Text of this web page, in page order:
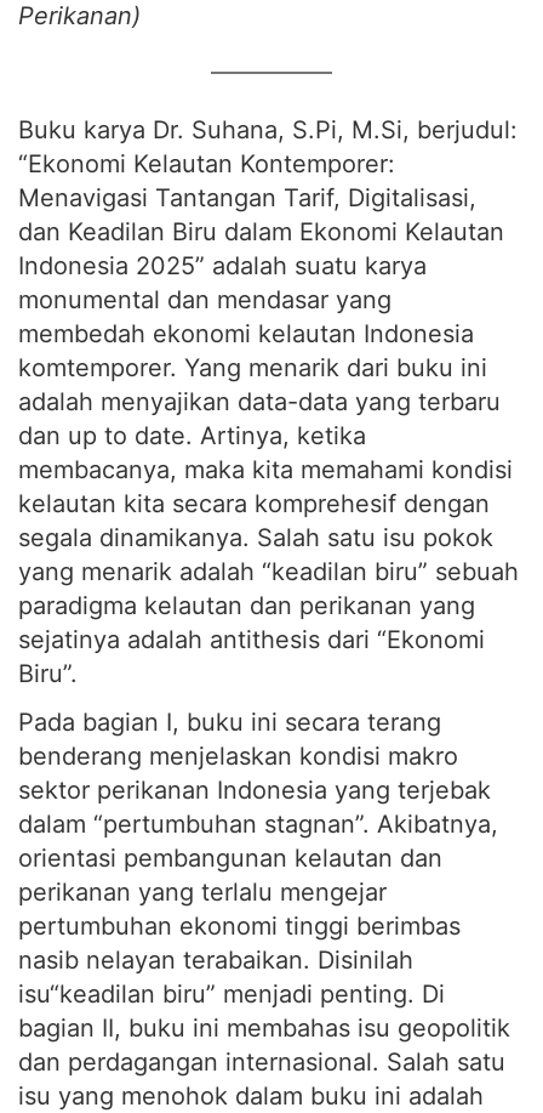
Perikanan)
Buku karya Dr. Suhana, S.Pi, M.Si, berjudul:
“Ekonomi Kelautan Kontemporer:
Menavigasi Tantangan Tarif, Digitalisasi,
dan Keadilan Biru dalam Ekonomi Kelautan
Indonesia 2025” adalah suatu karya
monumental dan mendasar yang
membedah ekonomi kelautan Indonesia
komtemporer. Yang menarik dari buku ini
adalah menyajikan data-data yang terbaru
dan up to date. Artinya, ketika
membacanya, maka kita memahami kondisi
kelautan kita secara komprehesif dengan
segala dinamikanya. Salah satu isu pokok
yang menarik adalah “keadilan biru” sebuah
paradigma kelautan dan perikanan yang
sejatinya adalah antithesis dari “Ekonomi
Biru”.
Pada bagian I, buku ini secara terang
benderang menjelaskan kondisi makro
sektor perikanan Indonesia yang terjebak
dalam “pertumbuhan stagnan”. Akibatnya,
orientasi pembangunan kelautan dan
perikanan yang terlalu mengejar
pertumbuhan ekonomi tinggi berimbas
nasib nelayan terabaikan. Disinilah
isu“keadilan biru” menjadi penting. Di
bagian II, buku ini membahas isu geopolitik
dan perdagangan internasional. Salah satu
isu yang menohok dalam buku ini adalah